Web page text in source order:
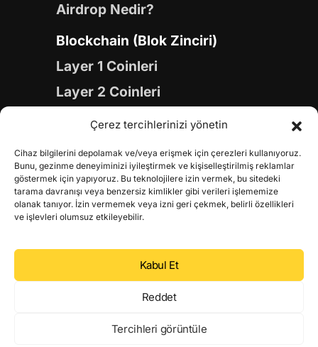
Çerez tercihlerinizi yönetin
Cihaz bilgilerini depolamak ve/veya erişmek için çerezleri kullanıyoruz.
Bunu, gezinme deneyiminizi iyileştirmek ve kişiselleştirilmiş reklamlar
göstermek için yapıyoruz. Bu teknolojilere izin vermek, bu sitedeki
tarama davranışı veya benzersiz kimlikler gibi verileri işlememize
olanak tanıyor. İzin vermemek veya izni geri çekmek, belirli özellikleri
ve işlevleri olumsuz etkileyebilir.
Kabul Et
Reddet
Tercihleri görüntüle
Airdrop Nedir?
Blockchain (Blok Zinciri)
Layer 1 Coinleri
Layer 2 Coinleri
Yapay Zeka (AI) Coinleri
Gaming Coinleri
RWA Coinleri
DeFi Coinleri
DePIN Coinleri
Metaverse Coinleri
Web 3.0 Coinleri
Coin Türevleri